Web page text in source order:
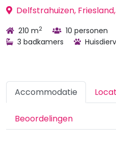
Delfstrahuizen,
210 m2 10 personen
3 badkamers
Accommodatie
Beoordelingen